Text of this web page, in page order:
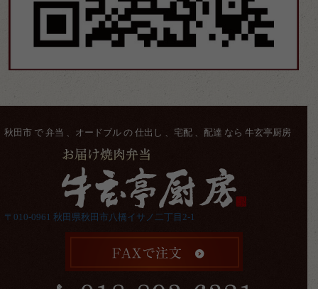
秋田市 で 弁当 、オードブル の 仕出し 、宅配 、配達 なら 牛玄亭厨房
〒010-0961 秋田県秋田市八橋イサノ二丁目2-1